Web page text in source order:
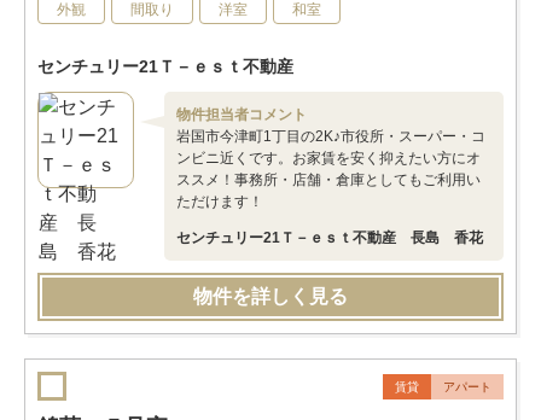
外観 間取り 洋室 和室
センチュリー21Ｔ－ｅｓｔ不動産
物件担当者コメント
岩国市今津町1丁目の2K♪市役所・スーパー・コ
ンビニ近くです。お家賃を安く抑えたい方にオ
ススメ！事務所・店舗・倉庫としてもご利用い
ただけます！
センチュリー21Ｔ－ｅｓｔ不動産 長島 香花
物件を詳しく見る
賃貸 アパート